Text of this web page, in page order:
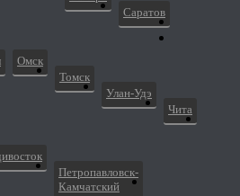
Саратов
Омск
Томск
Улан-Удэ
Чита
Петропавловск-
Камчатский